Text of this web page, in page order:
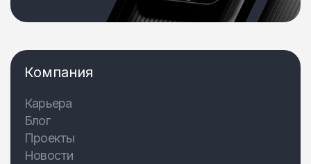
Компания
Карьера
Блог
Проекты
Новости